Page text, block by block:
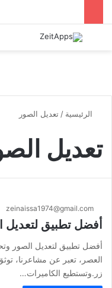
بحث عن
الرئيسية / تعديل الصور
تعديل
zeinaissa1974@gmail.com
أفضل تطبيق لتعديل
أفضل تطبيق لتعديل الصور
العصر، تعبر عن مشاعرنا،
زر.وتستطيع الكاميرات…